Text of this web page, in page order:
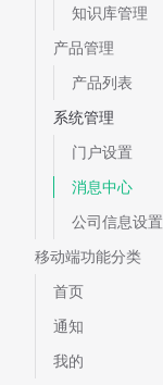
知识库管理
产品管理
产品列表
系统管理
门户设置
消息中心
公司信息设置
移动端功能分类
首页
通知
我的